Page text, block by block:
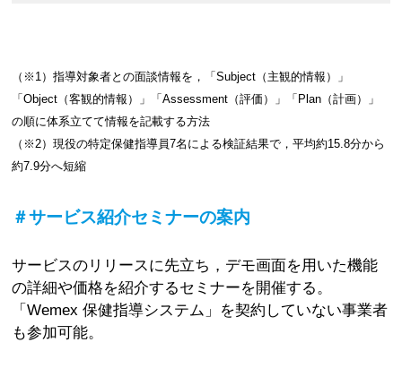
（※1）指導対象者との面談情報を，「Subject（主観的情報）」
「Object（客観的情報）」「Assessment（評価）」「Plan（計画）」
の順に体系立てて情報を記載する方法
（※2）現役の特定保健指導員7名による検証結果で，平均約15.8分から
約7.9分へ短縮
＃サービス紹介セミナーの案内
サービスのリリースに先立ち，デモ画面を用いた機能
の詳細や価格を紹介するセミナーを開催する。
「Wemex 保健指導システム」を契約していない事業者
も参加可能。